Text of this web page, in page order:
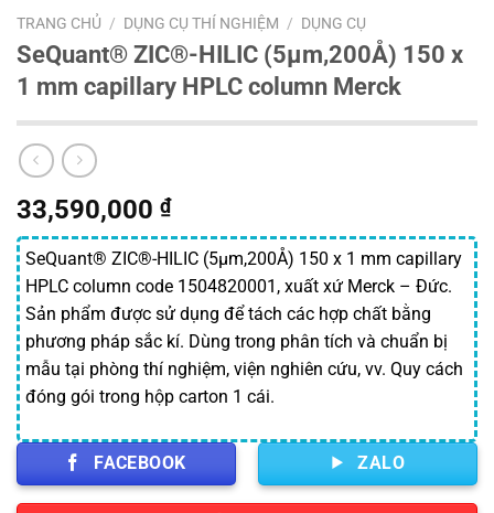
TRANG CHỦ / DỤNG CỤ THÍ NGHIỆM / DỤNG CỤ
SeQuant® ZIC®-HILIC (5µm,200Å) 150 x
1 mm capillary HPLC column Merck
33,590,000 ₫
SeQuant® ZIC®-HILIC (5µm,200Å) 150 x 1 mm capillary
HPLC column code 1504820001, xuất xứ Merck – Đức.
Sản phẩm được sử dụng để tách các hợp chất bằng
phương pháp sắc kí. Dùng trong phân tích và chuẩn bị
mẫu tại phòng thí nghiệm, viện nghiên cứu, vv. Quy cách
đóng gói trong hộp carton 1 cái.
FACEBOOK ZALO